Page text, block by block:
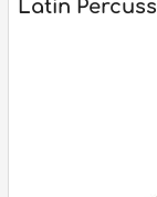
Latin